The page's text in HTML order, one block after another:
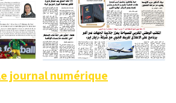
journal numérique